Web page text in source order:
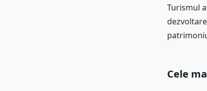
Turismul
Cele